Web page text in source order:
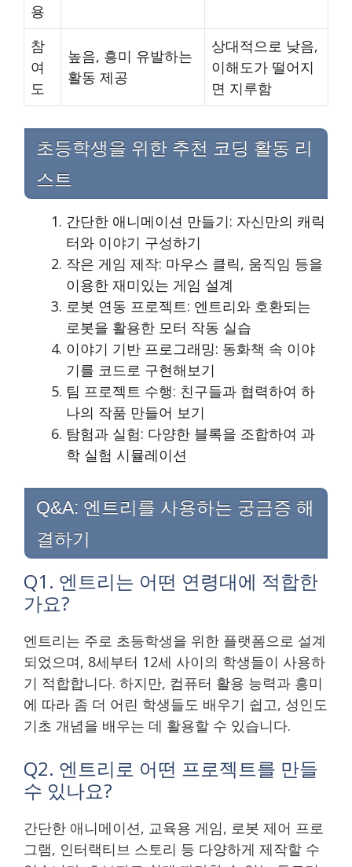
용
참
여
도
높음, 흥미 유발하는
활동 제공
상대적으로 낮음,
이해도가 떨어지
면 지루함
초등학생을 위한 추천 코딩 활동 리
스트
간단한 애니메이션 만들기: 자신만의 캐릭
터와 이야기 구성하기
작은 게임 제작: 마우스 클릭, 움직임 등을
이용한 재미있는 게임 설계
로봇 연동 프로젝트: 엔트리와 호환되는
로봇을 활용한 모터 작동 실습
이야기 기반 프로그래밍: 동화책 속 이야
기를 코드로 구현해보기
팀 프로젝트 수행: 친구들과 협력하여 하
나의 작품 만들어 보기
탐험과 실험: 다양한 블록을 조합하여 과
학 실험 시뮬레이션
Q&A: 엔트리를 사용하는 궁금증 해
결하기
Q1. 엔트리는 어떤 연령대에 적합한
가요?
엔트리는 주로 초등학생을 위한 플랫폼으로 설계
되었으며, 8세부터 12세 사이의 학생들이 사용하
기 적합합니다. 하지만, 컴퓨터 활용 능력과 흥미
에 따라 좀 더 어린 학생들도 배우기 쉽고, 성인도
기초 개념을 배우는 데 활용할 수 있습니다.
Q2. 엔트리로 어떤 프로젝트를 만들
수 있나요?
간단한 애니메이션, 교육용 게임, 로봇 제어 프로
그램, 인터랙티브 스토리 등 다양하게 제작할 수